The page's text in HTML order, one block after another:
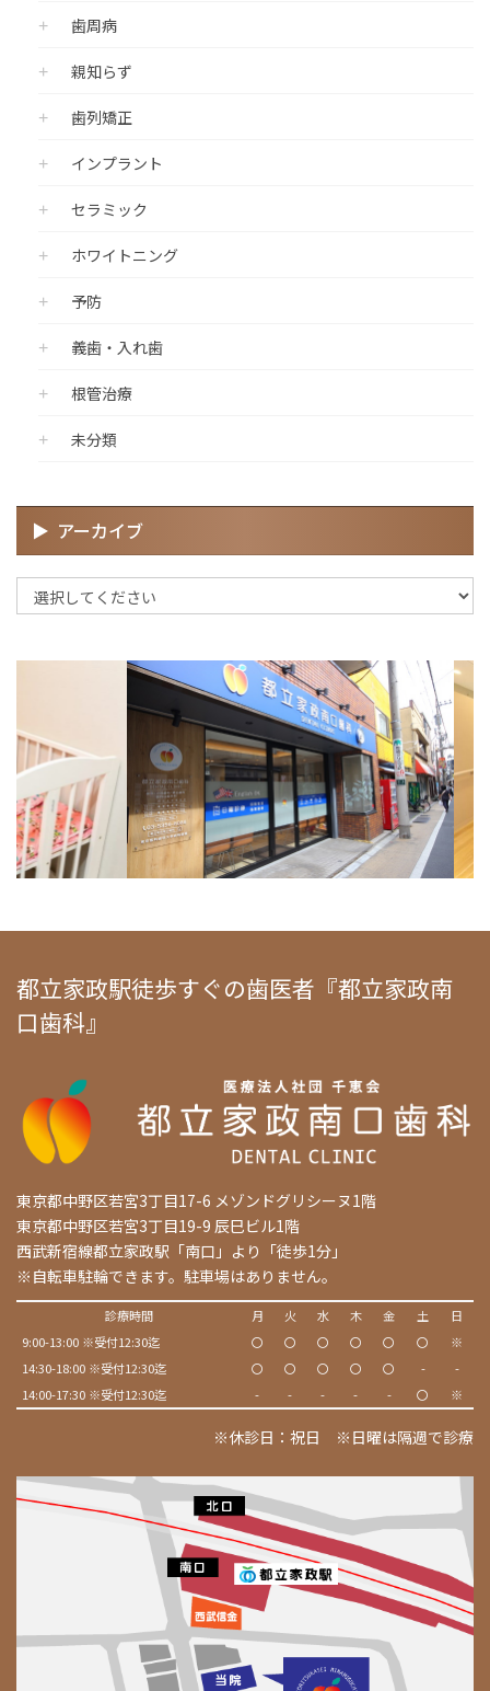
歯周病
親知らず
歯列矯正
インプラント
セラミック
ホワイトニング
予防
義歯・入れ歯
根管治療
未分類
アーカイブ
都立家政駅徒歩すぐの歯医者『都立家政南
口歯科』
東京都中野区若宮3丁目17-6 メゾンドグリシーヌ1階
東京都中野区若宮3丁目19-9 辰巳ビル1階
西武新宿線都立家政駅「南口」より「徒歩1分」
※自転車駐輪できます。駐車場はありません。
診療時間 月 火 水 木 金 土
日
9:00-13:00 ※受付12:30迄
〇 〇 〇 〇 〇 〇
※
14:30-18:00 ※受付12:30迄
〇 〇 〇 〇 〇 -
-
14:00-17:30 ※受付12:30迄
- - - - - 〇 ※
※休診日：祝日 ※日曜は隔週で診療